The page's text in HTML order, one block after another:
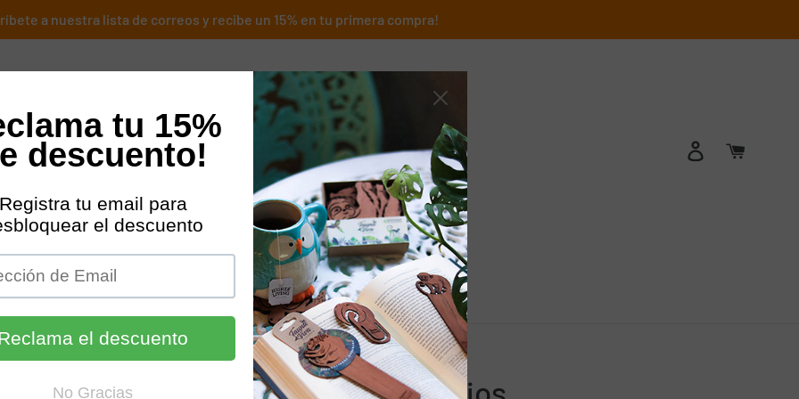
a nuestra lista de correos y recibe un 15% en tu primera compra!
Ingresar
Tienda Online Dónde Estamos Contacto